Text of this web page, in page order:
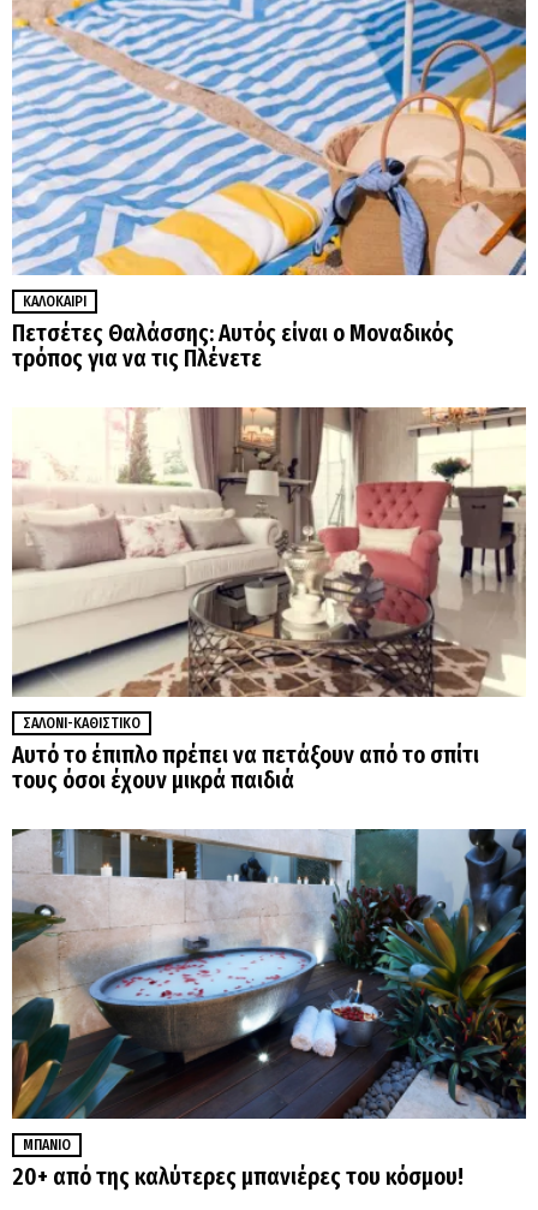
ΚΑΛΟΚΑΊΡΙ
Πετσέτες Θαλάσσης: Αυτός είναι ο Μοναδικός
τρόπος για να τις Πλένετε
ΣΑΛΌΝΙ-ΚΑΘΙΣΤΙΚΌ
Αυτό το έπιπλο πρέπει να πετάξουν από το σπίτι
τους όσοι έχουν μικρά παιδιά
ΜΠΆΝΙΟ
20+ από της καλύτερες μπανιέρες του κόσμου!